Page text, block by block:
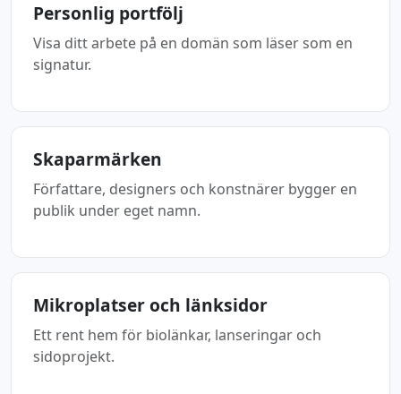
Personlig portfölj
Visa ditt arbete på en domän som läser som en
signatur.
Skaparmärken
Författare, designers och konstnärer bygger en
publik under eget namn.
Mikroplatser och länksidor
Ett rent hem för biolänkar, lanseringar och
sidoprojekt.